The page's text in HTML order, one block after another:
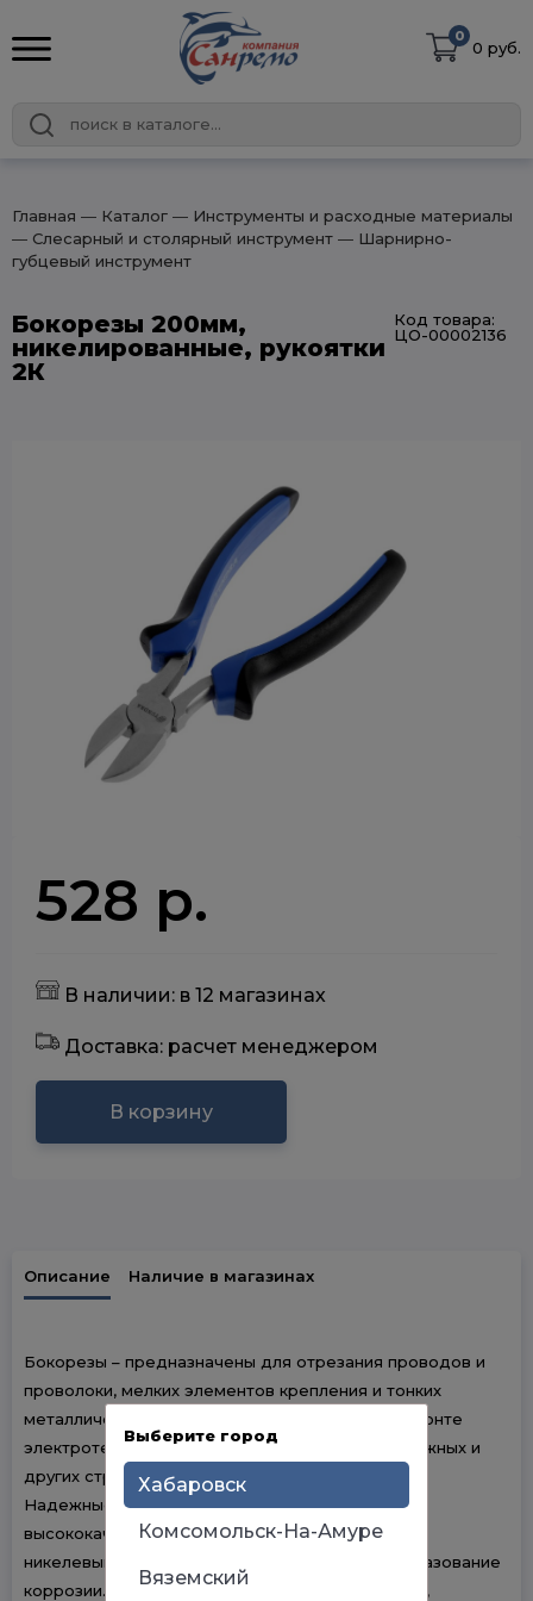
0
0 руб.
Главная ― Каталог ― Инструменты и расходные материалы
― Слесарный и столярный инструмент ― Шарнирно-
губцевый инструмент
Бокорезы 200мм,
никелированные, рукоятки
2К
Код товара:
ЦО-00002136
528 р.
В наличии: в 12 магазинах
Доставка: расчет менеджером
В корзину
Описание Наличие в магазинах
Бокорезы – предназначены для отрезания проводов и
проволоки, мелких элементов крепления и тонких
металлических прутов. Они используются в ремонте
электротехники, при проведении электромонтажных и
других строительных работ.
Надежные бокорезы изготовлены из
высококачественной инструментальной стали c
никелевым покрытием, предотвращающим образование
коррозии. Твердость зажимных частей 45,5 HRc,
Выберите город
Хабаровск
Комсомольск-На-Амуре
Вяземский